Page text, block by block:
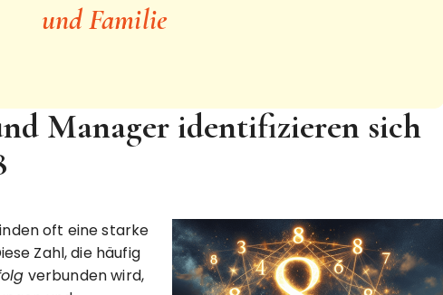
und Familie
Manager identifizieren sich
oft eine starke
Zahl, die häufig
verbunden wird,